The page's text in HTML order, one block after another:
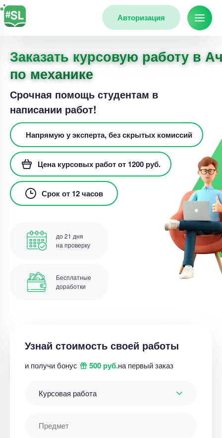
Авторизация
Заказать курсовую работу в
по механике
Срочная помощь студентам в
написании работ!
Напрямую у эксперта, без скрытых комиссий
Цена курсовых работ от 1200 руб.
Срок от 12 часов
до 21 дня
на проверку
Бесплатные
доработки
Узнай стоимость своей работы
и получи бонус 500 руб.на первый заказ
Курсовая работа